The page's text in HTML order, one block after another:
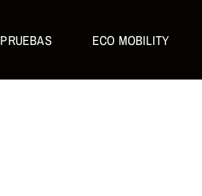
PRUEBAS ECO MOBILITY